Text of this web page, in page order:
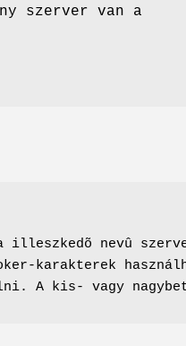
szerver van a
illeszkedõ nevû
karakterek
kis- vagy